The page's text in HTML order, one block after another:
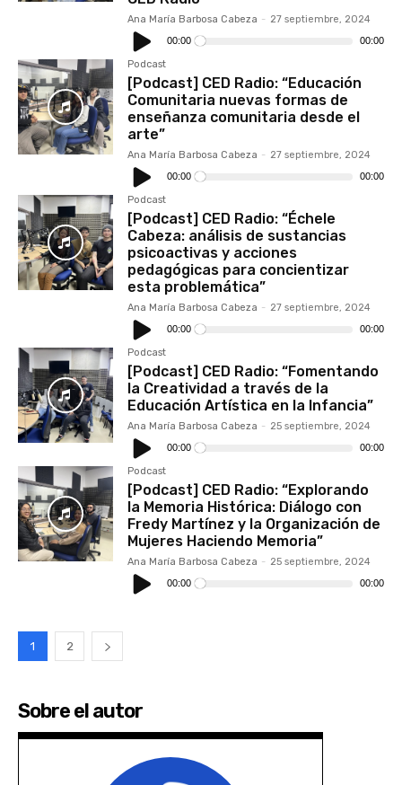
Ana María Barbosa Cabeza - 27 septiembre, 2024
Reproductor
de
audio
00:00 00:00
Podcast
[Podcast] CED Radio: “Educación
Comunitaria nuevas formas de
enseñanza comunitaria desde el
arte”
Ana María Barbosa Cabeza - 27 septiembre, 2024
Reproductor
de
audio
00:00 00:00
Podcast
[Podcast] CED Radio: “Échele
Cabeza: análisis de sustancias
psicoactivas y acciones
pedagógicas para concientizar
esta problemática”
Ana María Barbosa Cabeza - 27 septiembre, 2024
Reproductor
de
audio
00:00 00:00
Podcast
[Podcast] CED Radio: “Fomentando
la Creatividad a través de la
Educación Artística en la Infancia”
Ana María Barbosa Cabeza - 25 septiembre, 2024
Reproductor
de
audio
00:00 00:00
Podcast
[Podcast] CED Radio: “Explorando
la Memoria Histórica: Diálogo con
Fredy Martínez y la Organización de
Mujeres Haciendo Memoria”
Ana María Barbosa Cabeza - 25 septiembre, 2024
Reproductor
de
audio
00:00 00:00
1 2
Sobre el autor